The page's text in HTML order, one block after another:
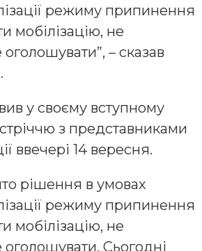
режиму припинення
мобілізацію, не
– сказав
у своєму вступному
з представниками
ввечері 14 вересня.
рішення в умовах
режиму припинення
мобілізацію, не
оголошувати. Сьогодні